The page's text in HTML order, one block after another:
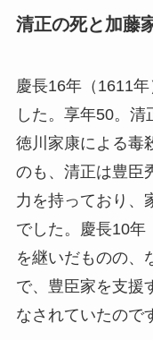
清正の死と加藤
慶長16年（1611
した。享年50。清
徳川家康による毒
のも、清正は豊臣
力を持っており、
でした。慶長10年
を継いだものの、
で、豊臣家を支援
なされていたので